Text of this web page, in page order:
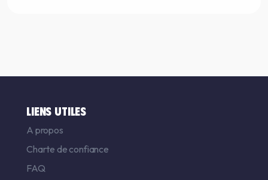
LIENS UTILES
A propos
Charte de confiance
FAQ